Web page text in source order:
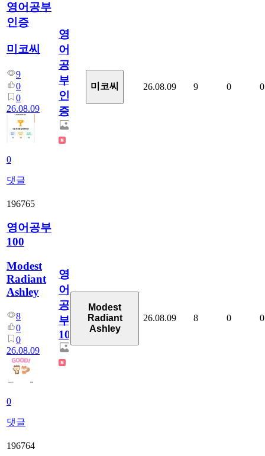
영어공부
인증
미코씨
9
0
0
26.08.09
0
댓글
영
어
공
부
인
증
미코씨 26.08.09 9 0 0
196765
영어공부
100
Modest
Radiant
Ashley
8
0
0
26.08.09
0
댓글
영
어
공
부
100
Modest
Radiant
Ashley
26.08.09 8 0 0
196764